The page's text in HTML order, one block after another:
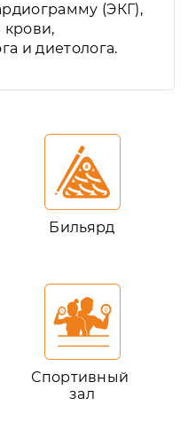
(ЭКГ),
и диетолога.
Бильярд
Спортивный
зал